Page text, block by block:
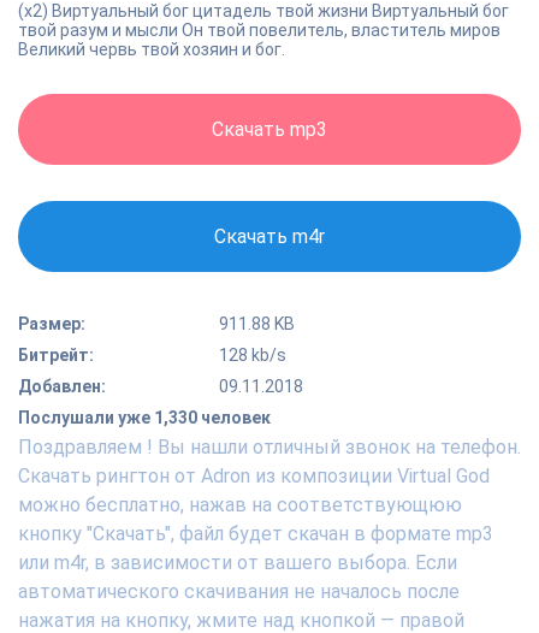
(x2) Виртуальный бог цитадель твой жизни Виртуальный бог
твой разум и мысли Он твой повелитель, властитель миров
Великий червь твой хозяин и бог.
Скачать mp3
Скачать m4r
Размер:
911.88 KB
Битрейт:
128 kb/s
Добавлен:
09.11.2018
Послушали уже 1,330 человек
Поздравляем ! Вы нашли отличный звонок на телефон.
Скачать рингтон от Adron из композиции Virtual God
можно бесплатно, нажав на соответствующюю
кнопку "Скачать", файл будет скачан в формате mp3
или m4r, в зависимости от вашего выбора. Если
автоматического скачивания не началось после
нажатия на кнопку, жмите над кнопкой — правой